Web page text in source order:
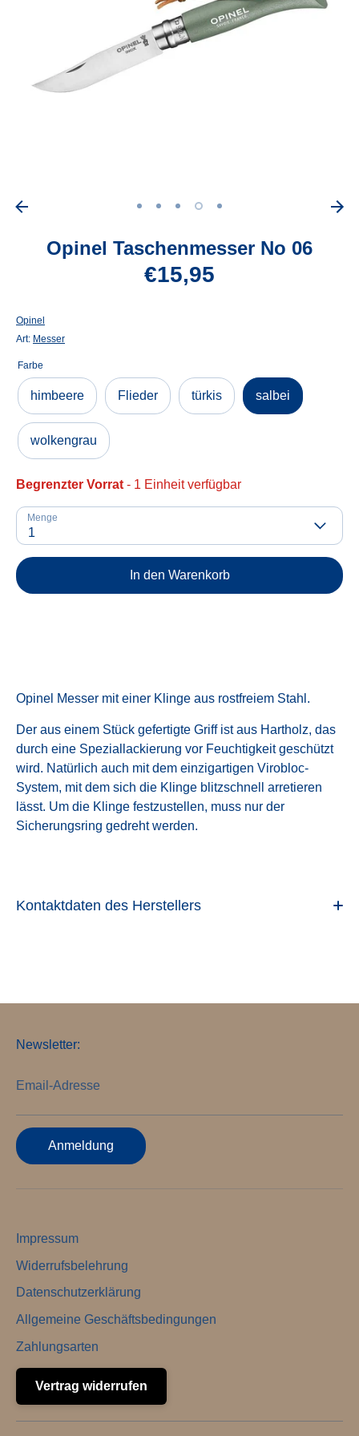
Opinel Taschenmesser No 06
€15,95
Opinel
Art: Messer
Farbe
himbeere Flieder türkis salbei
wolkengrau
Begrenzter Vorrat - 1 Einheit verfügbar
Menge
1
In den Warenkorb
Opinel Messer mit einer Klinge aus rostfreiem Stahl.
Der aus einem Stück gefertigte Griff ist aus Hartholz, das
durch eine Speziallackierung vor Feuchtigkeit geschützt
wird. Natürlich auch mit dem einzigartigen Virobloc-
System, mit dem sich die Klinge blitzschnell arretieren
lässt. Um die Klinge festzustellen, muss nur der
Sicherungsring gedreht werden.
Kontaktdaten des Herstellers
Newsletter:
Email-Adresse
Anmeldung
Impressum
Widerrufsbelehrung
Datenschutzerklärung
Allgemeine Geschäftsbedingungen
Zahlungsarten
Vertrag widerrufen